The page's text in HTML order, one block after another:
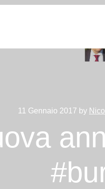
11 Gennaio 2017 by